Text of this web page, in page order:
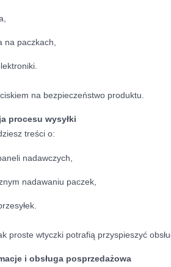
na paczkach,
na bezpieczeństwo produktu.
procesu wysyłki
treści o:
nadawczych,
nadawaniu paczek,
proste wtyczki potrafią przyspieszyć
i obsługa posprzedażowa